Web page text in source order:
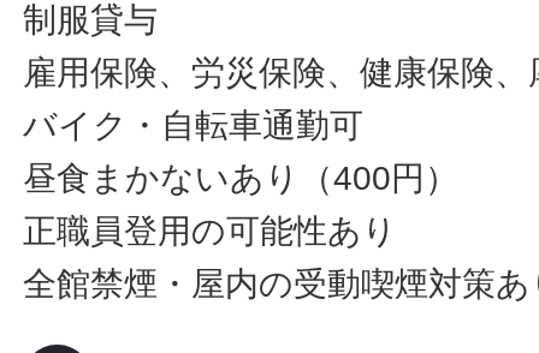
制服貸与
雇用保険、労災保険、健康保険、
バイク・自転車通勤可
昼食まかないあり（400円）
正職員登用の可能性あり
全館禁煙・屋内の受動喫煙対策